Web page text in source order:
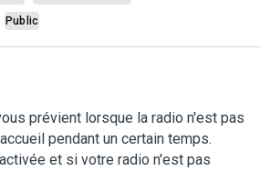
Public
prévient lorsque la radio n'est pas
pendant un certain temps.
et si votre radio n'est pas